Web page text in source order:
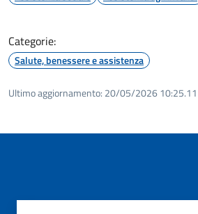
Categorie:
Salute, benessere e assistenza
Ultimo aggiornamento: 20/05/2026 10:25.11